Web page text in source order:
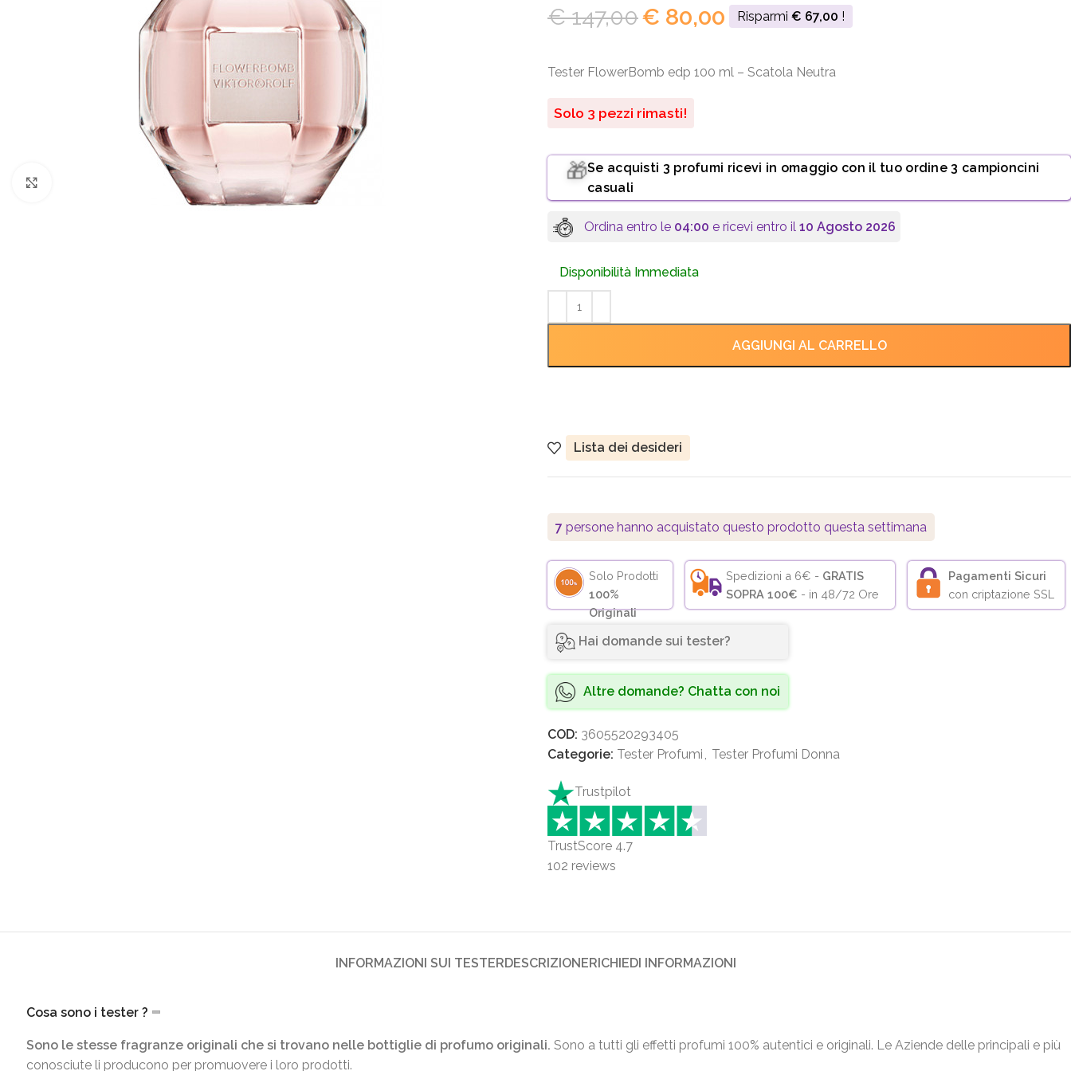
€147,00€ 80,00 Risparmi € 67,00 !
Tester FlowerBomb edp 100 ml – Scatola Neutra
Solo 3 pezzi rimasti!
🎁Se acquisti 3 profumi ricevi in omaggio con il tuo ordine 3 campioncini
casuali
Ordina entro le 04:00 e ricevi entro il 10 Agosto 2026
Disponibilità Immediata
AGGIUNGI AL CARRELLO
Lista dei desideri
7 persone hanno acquistato questo prodotto questa settimana
Solo Prodotti
100%
Originali
Spedizioni a 6€ - GRATIS
SOPRA 100€ - in 48/72 Ore
Pagamenti Sicuri
con criptazione SSL
Hai domande sui tester?
Altre domande? Chatta con noi
COD: 3605520293405
Categorie: Tester Profumi , Tester Profumi Donna
Trustpilot
TrustScore 4.7
102 reviews
INFORMAZIONI SUI TESTERDESCRIZIONERICHIEDI INFORMAZIONI
Cosa sono i tester ?
Sono le stesse fragranze originali che si trovano nelle bottiglie di profumo originali. Sono a tutti gli effetti profumi 100% autentici e originali. Le Aziende delle principali e più
conosciute li producono per promuovere i loro prodotti.